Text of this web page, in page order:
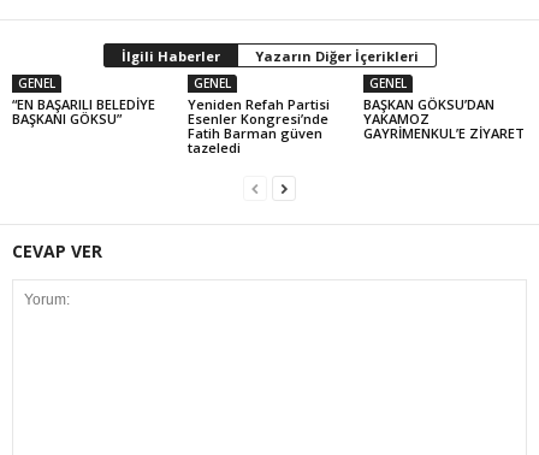
İlgili Haberler Yazarın Diğer İçerikleri
GENEL
“EN BAŞARILI BELEDİYE
BAŞKANI GÖKSU”
GENEL
Yeniden Refah Partisi
Esenler Kongresi’nde
Fatih Barman güven
tazeledi
GENEL
BAŞKAN GÖKSU’DAN
YAKAMOZ
GAYRİMENKUL’E ZİYARET
CEVAP VER